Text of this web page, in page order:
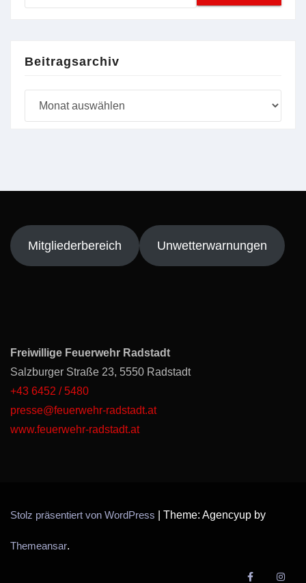
Beitragsarchiv
Mitgliederbereich Unwetterwarnungen
Freiwillige Feuerwehr Radstadt
Salzburger Straße 23, 5550 Radstadt
+43 6452 / 5480
presse@feuerwehr-radstadt.at
www.feuerwehr-radstadt.at
Stolz präsentiert von WordPress Theme: Agencyup by
Themeansar.